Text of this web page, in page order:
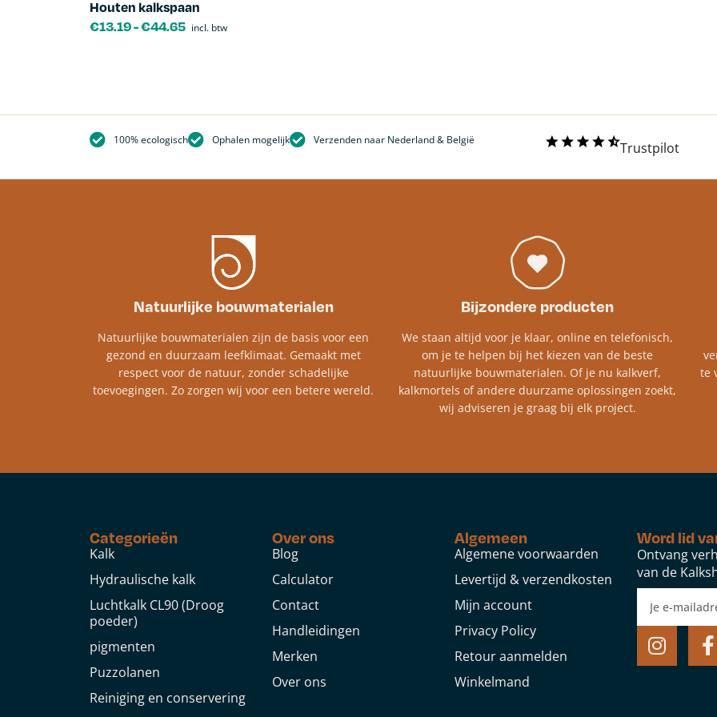
Houten kalkspaan
€13.19-€44.65 incl. btw
100% ecologisch Ophalen mogelijk Verzenden naar Nederland & België Trustpilot
Natuurlijke bouwmaterialen
Natuurlijke bouwmaterialen zijn de basis voor een
gezond en duurzaam leefklimaat. Gemaakt met
respect voor de natuur, zonder schadelijke
toevoegingen. Zo zorgen wij voor een betere wereld.
Bijzondere producten
We staan altijd voor je klaar, online en telefonisch,
om je te helpen bij het kiezen van de beste
natuurlijke bouwmaterialen. Of je nu kalkverf,
kalkmortels of andere duurzame oplossingen zoekt,
wij adviseren je graag bij elk project.​
te
Categorieën
Kalk
Hydraulische kalk
Luchtkalk CL90 (Droog
poeder)
pigmenten
Puzzolanen
Reiniging en conservering
Over ons
Blog
Calculator
Contact
Handleidingen
Merken
Over ons
Algemeen
Algemene voorwaarden
Levertijd & verzendkosten
Mijn account
Privacy Policy
Retour aanmelden
Winkelmand
Word lid
Ontvang
van de